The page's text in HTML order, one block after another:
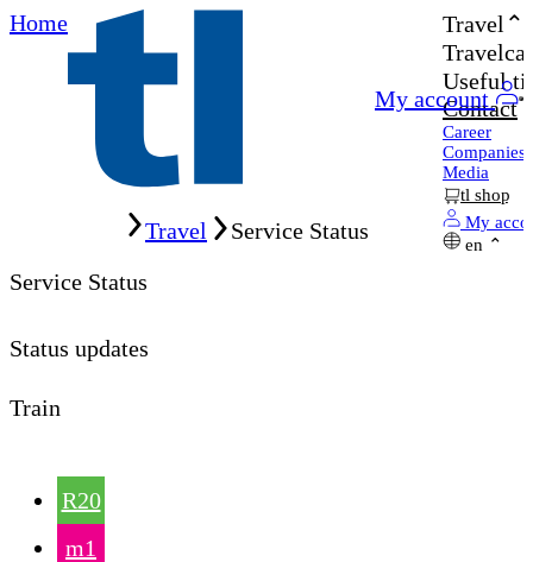
Home
My account
Travel
Useful
Contact
Career
Companies
Media
tl shop
My
en
Travel
Service Status
Service Status
Status updates
Train
R20
m1